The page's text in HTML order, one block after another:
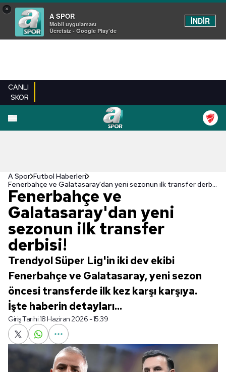
×
A SPOR
Mobil uygulaması
Ücretsiz - Google Play'de
İNDİR
CANLI
SKOR
A Spor Futbol Haberleri
Fenerbahçe ve Galatasaray'dan yeni sezonun ilk transfer derbisi!
Fenerbahçe ve
Galatasaray'dan yeni
sezonun ilk transfer
derbisi!
Trendyol Süper Lig'in iki dev ekibi
Fenerbahçe ve Galatasaray, yeni sezon
öncesi transferde ilk kez karşı karşıya.
İşte haberin detayları...
Giriş Tarihi:18 Haziran 2026 - 15:39